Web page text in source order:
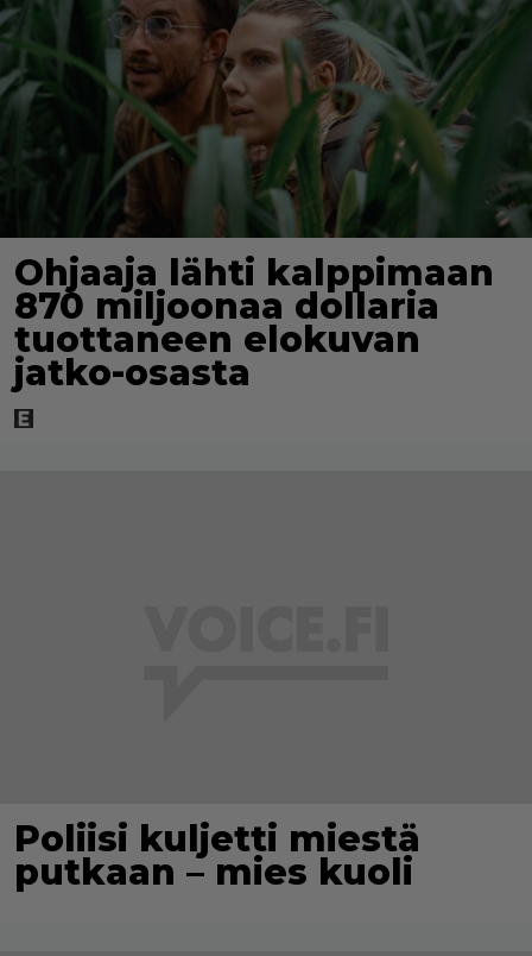
Ohjaaja lähti kalppimaan
870 miljoonaa dollaria
tuottaneen elokuvan
jatko-osasta
Poliisi kuljetti miestä
putkaan – mies kuoli